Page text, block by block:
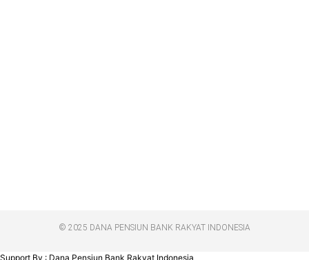
© 2025 DANA PENSIUN BANK RAKYAT INDONESIA
Support By : Dana Pensiun Bank Rakyat Indonesia